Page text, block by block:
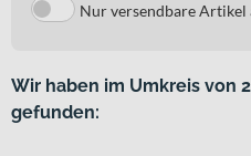
Nur versendbare Artikel
Wir haben im Umkreis von
gefunden: